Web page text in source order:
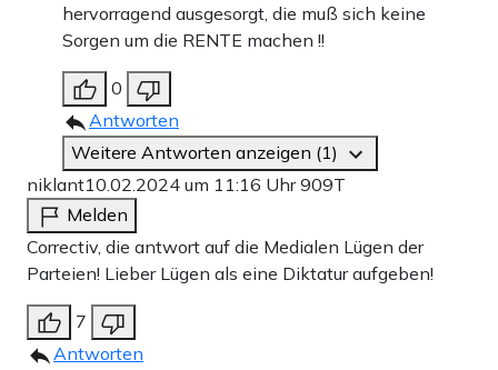
hervorragend ausgesorgt, die muß sich keine
Sorgen um die RENTE machen !!
0
Antworten
Weitere Antworten anzeigen (1)
niklant10.02.2024 um 11:16 Uhr909T
Melden
Correctiv, die antwort auf die Medialen Lügen der
Parteien! Lieber Lügen als eine Diktatur aufgeben!
7
Antworten